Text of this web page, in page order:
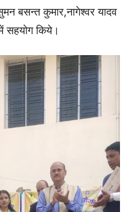
बसन्त कुमार,नागेश्वर यादव
सहयोग किये।